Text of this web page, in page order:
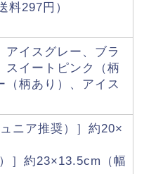
料297円）
アイスグレー、ブラ
スイートピンク（柄
（柄あり）、アイス
ニア推奨）］約20×
］約23×13.5cm（幅